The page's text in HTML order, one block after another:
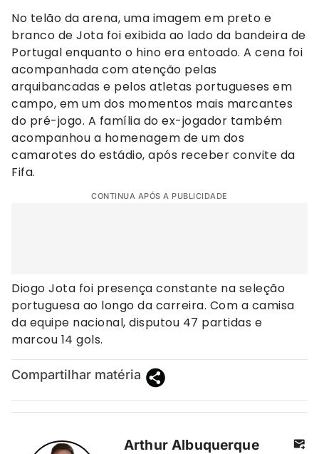
No telão da arena, uma imagem em preto e
branco de Jota foi exibida ao lado da bandeira de
Portugal enquanto o hino era entoado. A cena foi
acompanhada com atenção pelas
arquibancadas e pelos atletas portugueses em
campo, em um dos momentos mais marcantes
do pré-jogo. A família do ex-jogador também
acompanhou a homenagem de um dos
camarotes do estádio, após receber convite da
Fifa.
CONTINUA APÓS A PUBLICIDADE
Diogo Jota foi presença constante na seleção
portuguesa ao longo da carreira. Com a camisa
da equipe nacional, disputou 47 partidas e
marcou 14 gols.
Compartilhar matéria
Arthur Albuquerque